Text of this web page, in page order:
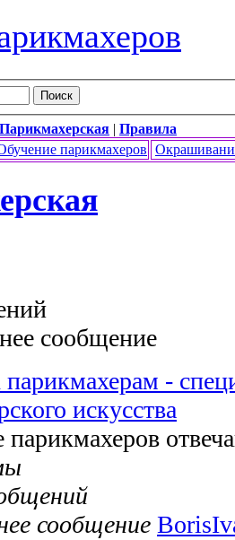
Парикмахерская | Правила
парикмахеров
сообщение
-
искусства
сообщение